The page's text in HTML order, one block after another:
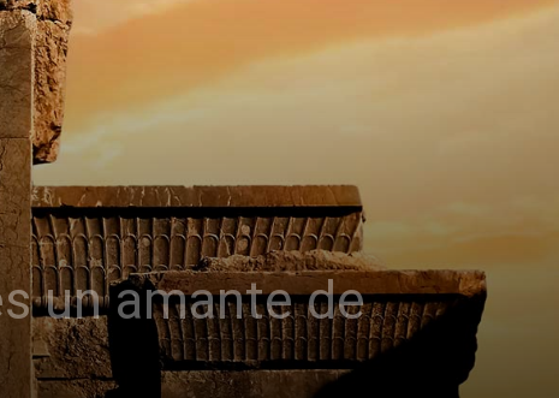
un amante de